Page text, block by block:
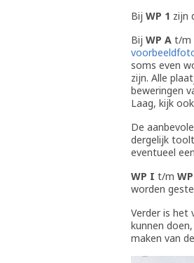
Bij WP 1 zijn
Bij WP A t/m
soms even
zijn. Alle
beweringen
Laag, kijk
De
dergelijk
eventueel
WP I t/m
worden
Verder is het
kunnen
maken van